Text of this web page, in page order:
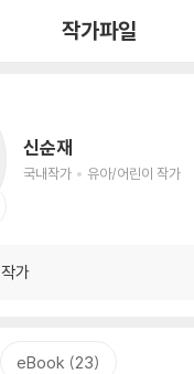
작가파일
신순재
국내작가 유아/어린이 작가
작가
eBook (23)